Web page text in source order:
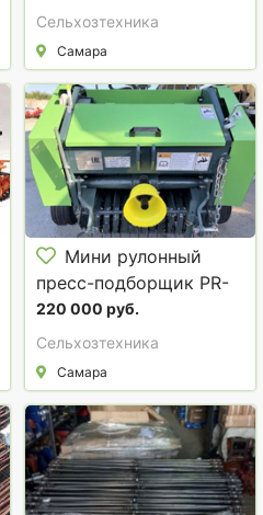
Сельхозтехника
Самара
Мини рулонный
пресс-подборщик PR-
60
220 000 руб.
Сельхозтехника
Самара